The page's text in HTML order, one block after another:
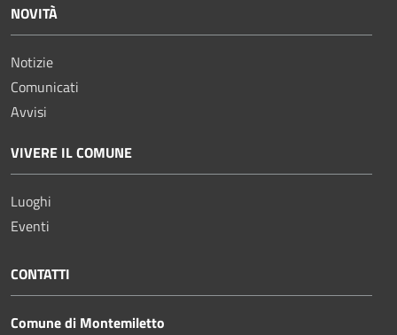
NOVITÀ
Notizie
Comunicati
Avvisi
VIVERE IL COMUNE
Luoghi
Eventi
CONTATTI
Comune di Montemiletto